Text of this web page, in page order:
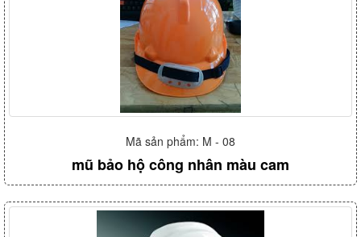
Mã sản phẩm: M - 08
mũ bảo hộ công nhân màu cam